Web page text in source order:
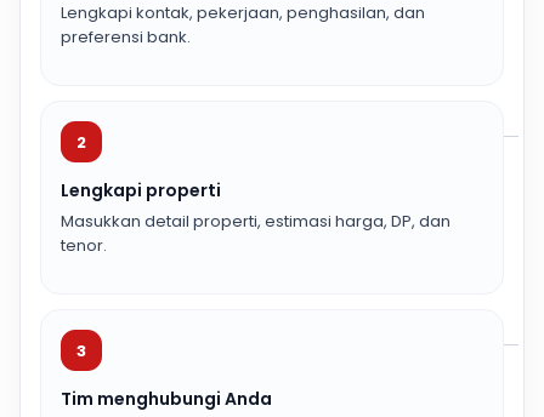
Lengkapi kontak, pekerjaan, penghasilan, dan
preferensi bank.
2
Lengkapi properti
Masukkan detail properti, estimasi harga, DP, dan
tenor.
3
Tim menghubungi Anda